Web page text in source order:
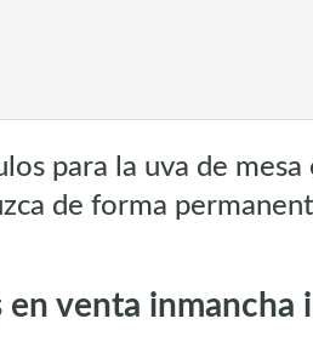
para la uva de mesa
de forma
en venta inmancha